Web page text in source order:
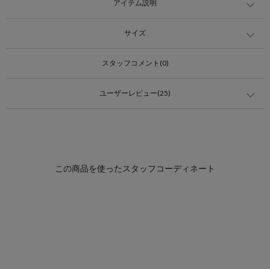
アイテム説明
サイズ
スタッフコメント(0)
ユーザーレビュー(25)